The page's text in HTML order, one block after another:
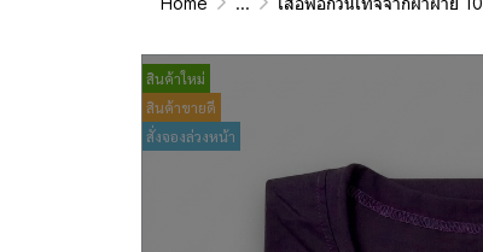
สินค้าใหม่
สินค้าขายดี
สั่งจองล่วงหน้า